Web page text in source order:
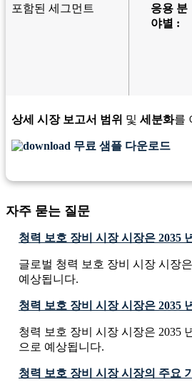
포함된 세그먼트
응용 분
야별 :
상세 시장 보고서 범위 및 세분화를
무료 샘플 다운로드
자주 묻는 질문
청력 보호 장비 시장 시장은 2035
글로벌 청력 보호 장비 시장 시장
예상됩니다.
청력 보호 장비 시장 시장은 2035
청력 보호 장비 시장 시장은 2035
으로 예상됩니다.
청력 보호 장비 시장 시장의 주요